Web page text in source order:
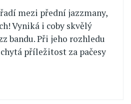
mezi přední jazzmany,
Vyniká i coby skvělý
bandu. Při jeho rozhledu
příležitost za pačesy